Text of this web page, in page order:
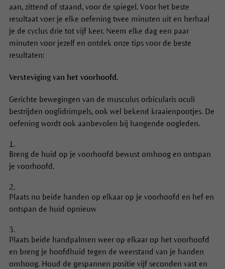
aan, zittend of staand, voor de spiegel. Voor het beste
resultaat voer je elke oefening twee minuten uit en herhaal
je de cyclus drie tot vijf keer. Neem elke dag een paar
minuten voor jezelf en ontdek onze tips voor de beste
resultaten:
Versteviging van het voorhoofd.
Gerichte bewegingen van de musculus orbicularis oculi
bestrijden ooglidrimpels, ook wel bekend kraaienpootjes. De
oefening wordt ook aanbevolen bij hangende oogleden.
Breng de huid op je voorhoofd bewust omhoog en ontspan
je voorhoofd.
Plaats nu beide handen op elkaar op je voorhoofd en hef en
ontspan de huid opnieuw
Plaats beide handpalmen weer op elkaar op het voorhoofd
en breng je hoofdhuid tegen de weerstand van je handen
omhoog. Houd de gespannen positie vijf seconden vast en